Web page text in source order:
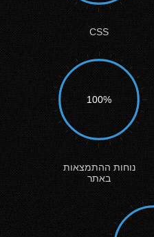
CSS
100%
נוחות ההתמצאות
באתר